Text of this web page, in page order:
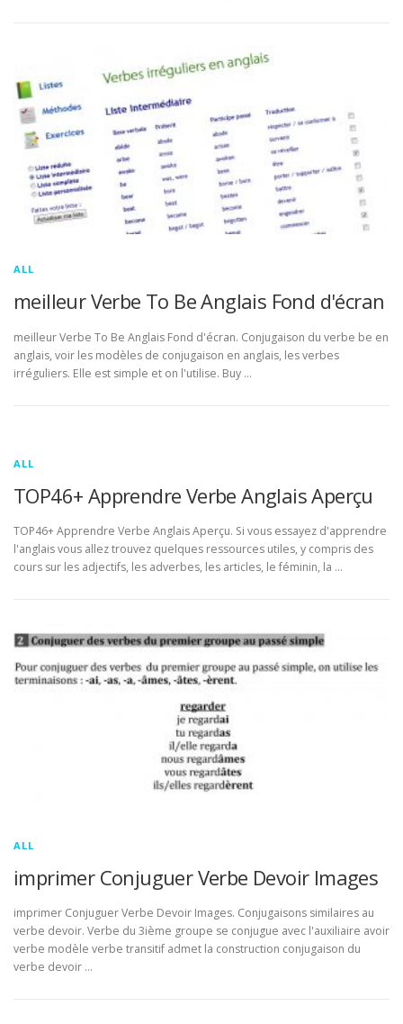
ALL
meilleur Verbe To Be Anglais Fond d'écran
meilleur Verbe To Be Anglais Fond d'écran. Conjugaison du verbe be en
anglais, voir les modèles de conjugaison en anglais, les verbes
irréguliers. Elle est simple et on l'utilise. Buy …
ALL
TOP46+ Apprendre Verbe Anglais Aperçu
TOP46+ Apprendre Verbe Anglais Aperçu. Si vous essayez d'apprendre
l'anglais vous allez trouvez quelques ressources utiles, y compris des
cours sur les adjectifs, les adverbes, les articles, le féminin, la …
ALL
imprimer Conjuguer Verbe Devoir Images
imprimer Conjuguer Verbe Devoir Images. Conjugaisons similaires au
verbe devoir. Verbe du 3ième groupe se conjugue avec l'auxiliaire avoir
verbe modèle verbe transitif admet la construction conjugaison du
verbe devoir …